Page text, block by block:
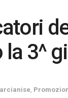
3^